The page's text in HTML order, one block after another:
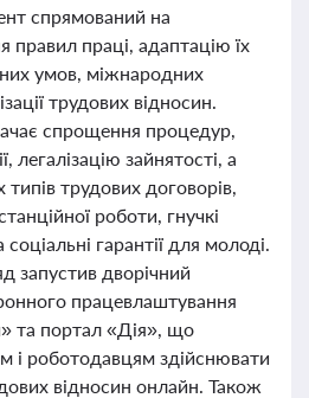
спрямований на
правил праці, адаптацію їх
умов, міжнародних
трудових відносин.
спрощення процедур,
легалізацію зайнятості, а
трудових договорів,
роботи, гнучкі
гарантії для молоді.
запустив дворічний
працевлаштування
та портал «Дія», що
і роботодавцям здійснювати
відносин онлайн. Також